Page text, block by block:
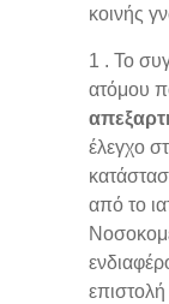
κοινής
1 . Το
ατόμου
έλεγχο
από το